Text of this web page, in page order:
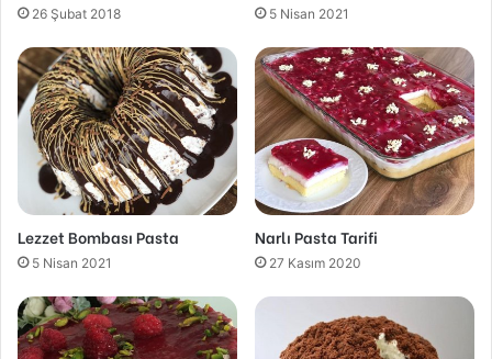
26 Şubat 2018 5 Nisan 2021
Lezzet Bombası Pasta
5 Nisan 2021
Narlı Pasta Tarifi
27 Kasım 2020